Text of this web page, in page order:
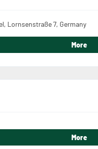
Lornsenstraße 7, Germany
More
More